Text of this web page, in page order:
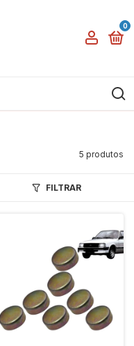
0
5 produtos
FILTRAR